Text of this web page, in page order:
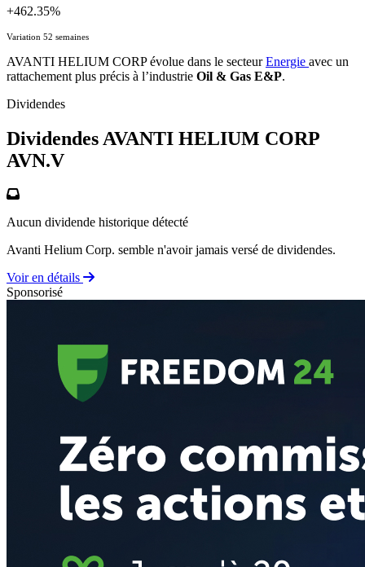
+462.35%
Variation 52 semaines
AVANTI HELIUM CORP évolue dans le secteurEnergie avec un
rattachement plus précis à l’industrie Oil & Gas E&P.
Dividendes
Dividendes AVANTI HELIUM CORP
AVN.V
Aucun dividende historique détecté
Avanti Helium Corp. semble n'avoir jamais versé de dividendes.
Voir en détails
Sponsorisé